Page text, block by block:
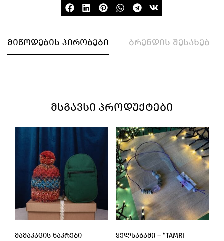
მიწოდების პირობები ბრენდის შესახებ
ᲛᲡᲒᲐᲕᲡᲘ ᲞᲠᲝᲓᲣᲥᲢᲔᲑᲘ
ᲛᲐᲛᲐᲙᲐᲪᲘᲡ ᲜᲐᲙᲠᲔᲑᲘ
ᲧᲔᲚᲡᲐᲑᲐᲛᲘ – “TAMRI